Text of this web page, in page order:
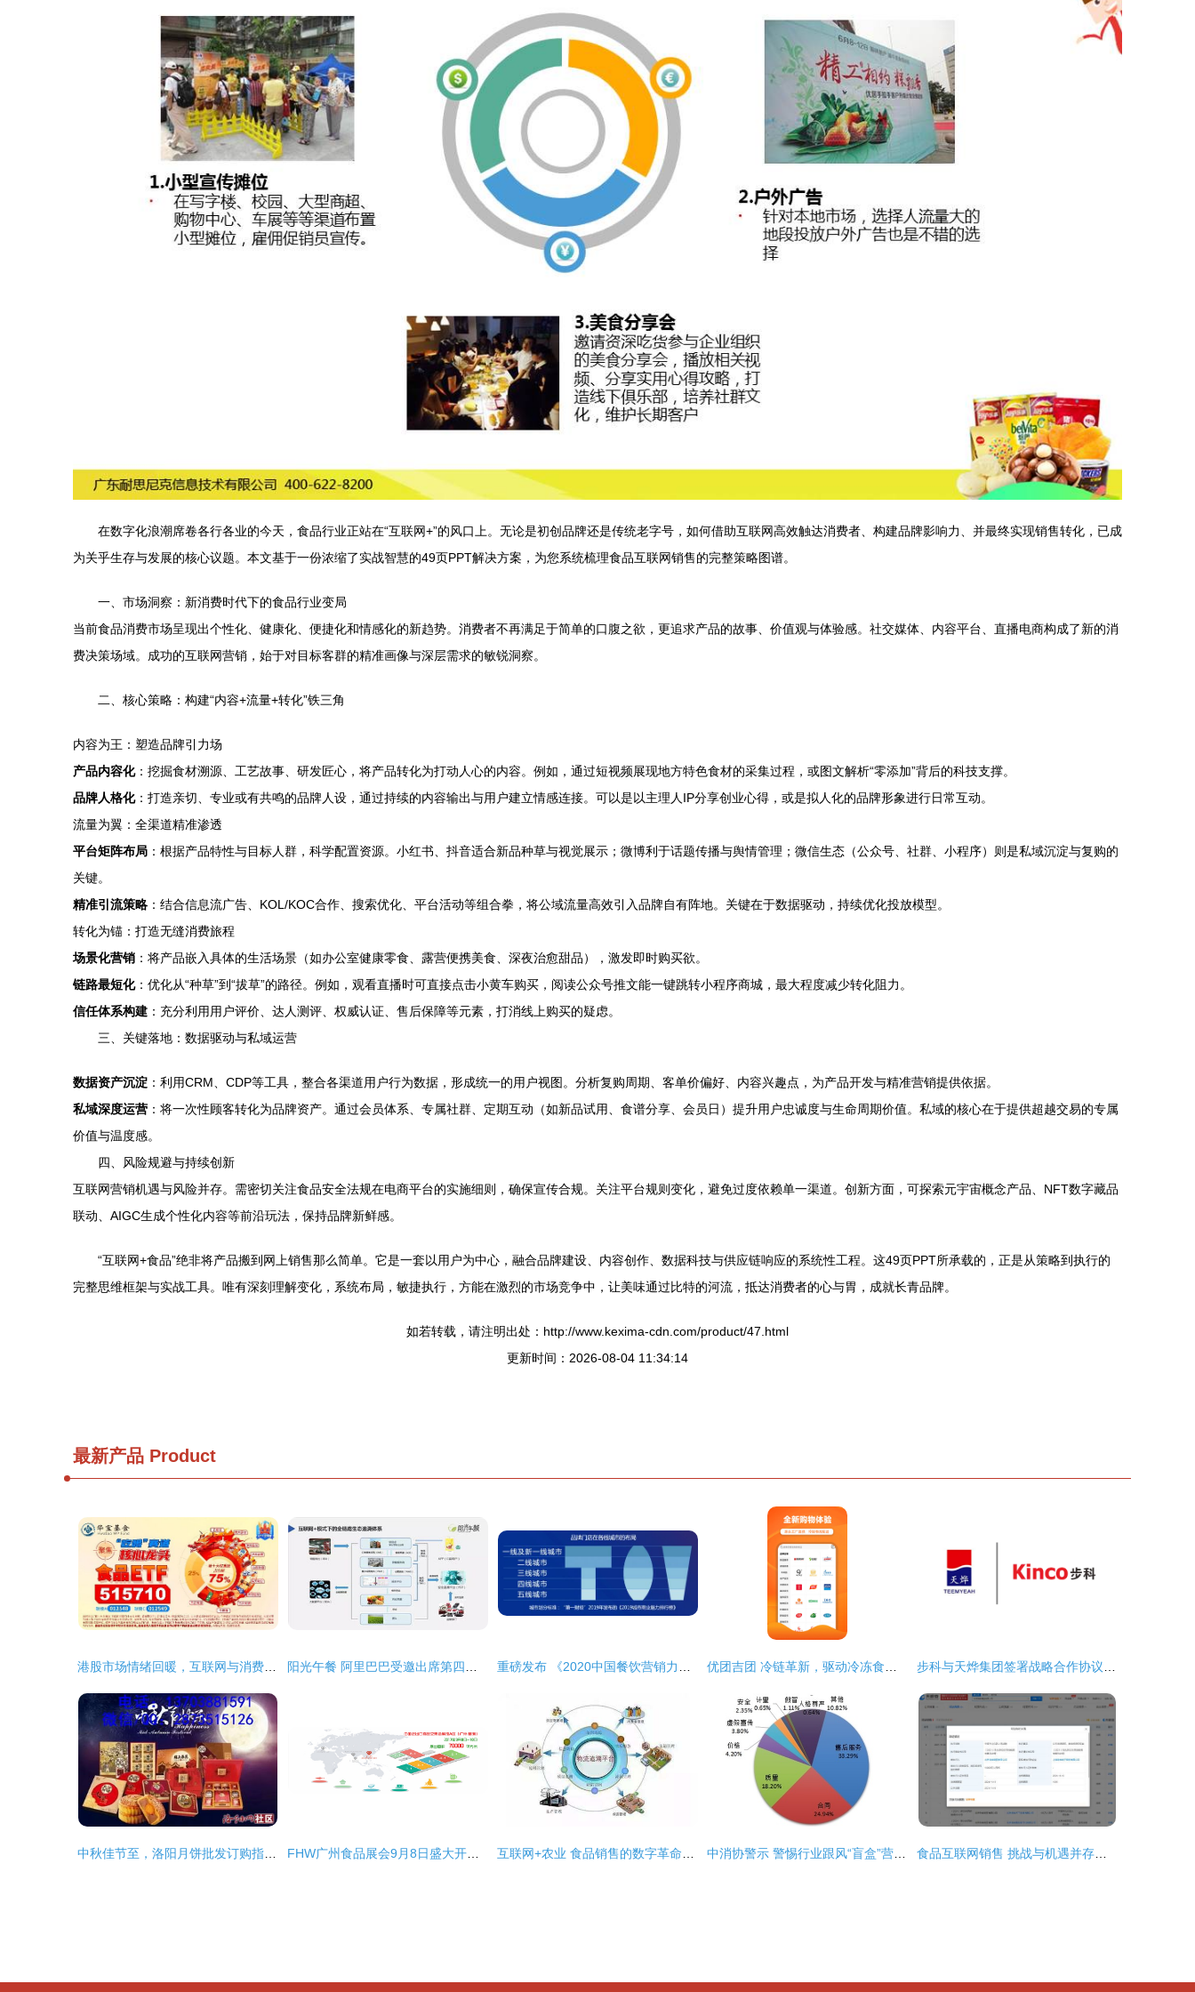
在数字化浪潮席卷各行各业的今天，食品行业正站在“互联网+”的风口上。无论是初创品牌还是传统老字号，如何借助互联网高效触达消费者、构建品牌影响力、并最终实现销售转化，已成
为关乎生存与发展的核心议题。本文基于一份浓缩了实战智慧的49页PPT解决方案，为您系统梳理食品互联网销售的完整策略图谱。
一、市场洞察：新消费时代下的食品行业变局
当前食品消费市场呈现出个性化、健康化、便捷化和情感化的新趋势。消费者不再满足于简单的口腹之欲，更追求产品的故事、价值观与体验感。社交媒体、内容平台、直播电商构成了新的消
费决策场域。成功的互联网营销，始于对目标客群的精准画像与深层需求的敏锐洞察。
二、核心策略：构建“内容+流量+转化”铁三角
内容为王：塑造品牌引力场
产品内容化：挖掘食材溯源、工艺故事、研发匠心，将产品转化为打动人心的内容。例如，通过短视频展现地方特色食材的采集过程，或图文解析“零添加”背后的科技支撑。
品牌人格化：打造亲切、专业或有共鸣的品牌人设，通过持续的内容输出与用户建立情感连接。可以是以主理人IP分享创业心得，或是拟人化的品牌形象进行日常互动。
流量为翼：全渠道精准渗透
平台矩阵布局 ：根据产品特性与目标人群，科学配置资源。小红书、抖音适合新品种草与视觉展示；微博利于话题传播与舆情管理；微信生态（公众号、社群、小程序）则是私域沉淀与复购的
关键。
精准引流策略 ：结合信息流广告、KOL/KOC合作、搜索优化、平台活动等组合拳，将公域流量高效引入品牌自有阵地。关键在于数据驱动，持续优化投放模型。
转化为锚：打造无缝消费旅程
场景化营销 ：将产品嵌入具体的生活场景（如办公室健康零食、露营便携美食、深夜治愈甜品），激发即时购买欲。
链路最短化：优化从“种草”到“拔草”的路径。例如，观看直播时可直接点击小黄车购买，阅读公众号推文能一键跳转小程序商城，最大程度减少转化阻力。
信任体系构建 ：充分利用用户评价、达人测评、权威认证、售后保障等元素，打消线上购买的疑虑。
三、关键落地：数据驱动与私域运营
数据资产沉淀 ：利用CRM、CDP等工具，整合各渠道用户行为数据，形成统一的用户视图。分析复购周期、客单价偏好、内容兴趣点，为产品开发与精准营销提供依据。
私域深度运营 ：将一次性顾客转化为品牌资产。通过会员体系、专属社群、定期互动（如新品试用、食谱分享、会员日）提升用户忠诚度与生命周期价值。私域的核心在于提供超越交易的专属
价值与温度感。
四、风险规避与持续创新
互联网营销机遇与风险并存。需密切关注食品安全法规在电商平台的实施细则，确保宣传合规。关注平台规则变化，避免过度依赖单一渠道。创新方面，可探索元宇宙概念产品、NFT数字藏品
联动、AIGC生成个性化内容等前沿玩法，保持品牌新鲜感。
“互联网+食品”绝非将产品搬到网上销售那么简单。它是一套以用户为中心，融合品牌建设、内容创作、数据科技与供应链响应的系统性工程。这49页PPT所承载的，正是从策略到执行的
完整思维框架与实战工具。唯有深刻理解变化，系统布局，敏捷执行，方能在激烈的市场竞争中，让美味通过比特的河流，抵达消费者的心与胃，成就长青品牌。
如若转载，请注明出处：http://www.kexima-cdn.com/product/47.html
更新时间：2026-08-04 11:34:14
最新产品 Product
港股市场情绪回暖，互联网与消费板块引领反弹 阳光午餐 阿里巴巴受邀出席第四届互联网食品安全高峰论坛，共筑网络食品销售新生态 重磅发布 《2020中国餐饮营销力白皮书》——食品互联网销售新趋势洞察 优团吉团 冷链革新，驱动冷冻食品互联网销售新浪潮 步科与天烨集团签署战略合作协议 共同布局食品行业互联网销售新生态
中秋佳节至，洛阳月饼批发订购指南 一站式礼盒定制与厂家直供服务 FHW广州食品展会9月8日盛大开幕，食品互联网销售成焦点 互联网+农业 食品销售的数字革命与创新路径 中消协警示 警惕行业跟风“盲盒”营销乱象，部分商家涉嫌技术操纵中奖率 食品互联网销售 挑战与机遇并存的新零售时代